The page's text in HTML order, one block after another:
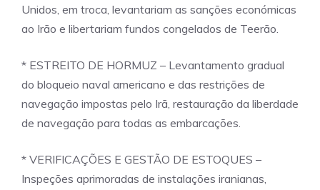
Unidos, em troca, levantariam as sanções económicas
ao Irão e libertariam fundos congelados de Teerão.
* ESTREITO DE HORMUZ – Levantamento gradual
do bloqueio naval americano e das restrições de
navegação impostas pelo Irã, restauração da liberdade
de navegação para todas as embarcações.
* VERIFICAÇÕES E GESTÃO DE ESTOQUES –
Inspeções aprimoradas de instalações iranianas,